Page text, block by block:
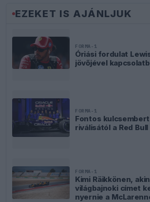
EZEKET IS AJÁNLJUK
FORMA-1
Óriási fordulat
jövőjével
FORMA-1
Fontos
riválisától a Red Bull
FORMA-1
Kimi Räikkönen,
világbajnoki címet
nyernie a